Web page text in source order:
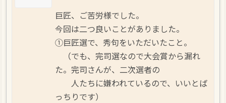
巨匠、ご苦労様でした。
今回は二つ良いことがありました。
①巨匠選で、秀句をいただいたこと。
（でも、完司選なので大会賞から漏れ
た。完司さんが、二次選者の
人たちに嫌われているので、いいとば
っちりです）